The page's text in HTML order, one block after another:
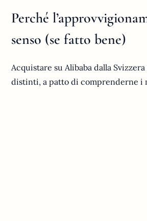
Perché
senso (se fatto bene)
Acquistare su Alibaba dalla
distinti, a patto di comprenderne i